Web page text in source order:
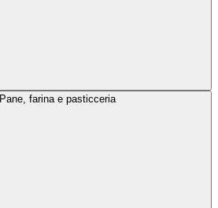
Pane, farina e pasticceria